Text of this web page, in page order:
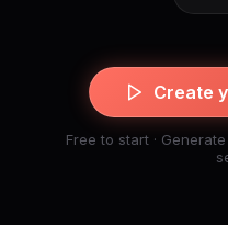
Create
Free to start ·